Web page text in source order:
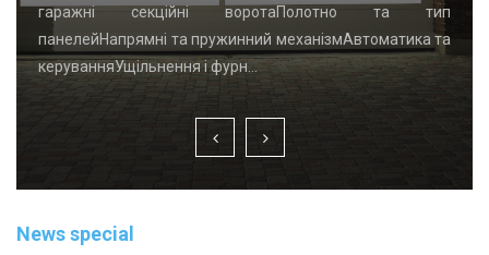
гаражні секційні воротаПолотно та тип
панелейНапрямні та пружинний механізмАвтоматика та
керуванняУщільнення і фурн…
News special